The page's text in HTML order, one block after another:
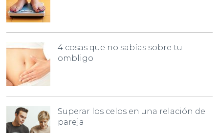
4 cosas que no sabías sobre tu
ombligo
Superar los celos en una relación de
pareja